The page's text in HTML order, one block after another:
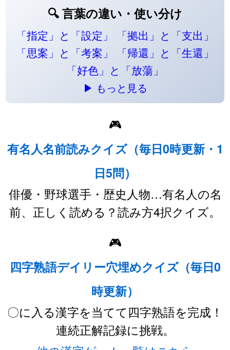
🔍 言葉の違い・使い分け
「指定」と「設定」
「拠出」と「支出」
「思案」と「考案」
「帰還」と「生還」
「好色」と「放蕩」
▶ もっと見る
🎮
有名人名前読みクイズ（毎日0時更新・1
日5問）
俳優・野球選手・歴史人物…有名人の名
前、正しく読める？読み方4択クイズ。
🎮
四字熟語デイリー穴埋めクイズ（毎日0
時更新）
〇に入る漢字を当てて四字熟語を完成！
連続正解記録に挑戦。